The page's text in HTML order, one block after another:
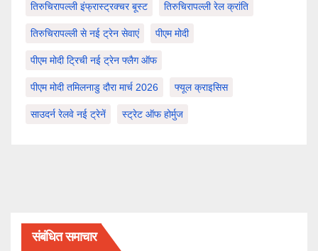
तिरुचिरापल्ली इंफ्रास्ट्रक्चर बूस्ट तिरुचिरापल्ली रेल क्रांति
तिरुचिरापल्ली से नई ट्रेन सेवाएं पीएम मोदी
पीएम मोदी ट्रिची नई ट्रेन फ्लैग ऑफ
पीएम मोदी तमिलनाडु दौरा मार्च 2026 फ्यूल क्राइसिस
साउदर्न रेलवे नई ट्रेनें स्ट्रेट ऑफ होर्मुज
संबंधित समाचार